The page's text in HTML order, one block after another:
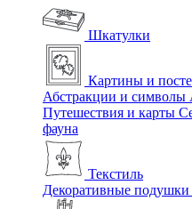
Шкатулки
Картины и
Абстракции и символы
Путешествия и карты
фауна
Текстиль
Декоративные подушки